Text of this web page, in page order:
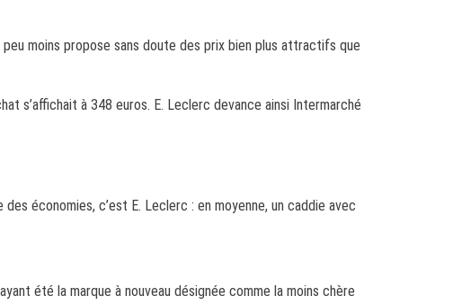
moins propose sans doute des prix bien plus attractifs que
s’affichait à 348 euros. E. Leclerc devance ainsi Intermarché
économies, c’est E. Leclerc : en moyenne, un caddie avec
été la marque à nouveau désignée comme la moins chère